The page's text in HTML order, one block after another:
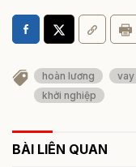
hoàn lương vay
khởi nghiệp
BÀI LIÊN QUAN